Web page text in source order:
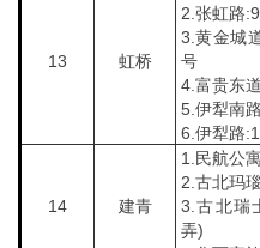
13 虹桥
2.张虹路
3.黄金城
号
4.富贵东
5.伊犁南
6.伊犁路
14 建青
1.民航公
2.古北玛
3.古北瑞
弄)